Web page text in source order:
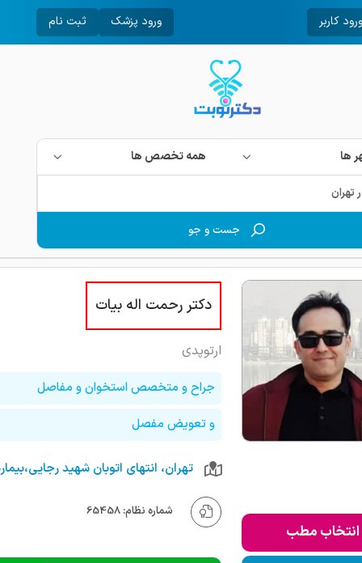
ورود کاربر ورود پزشک ثبت نام
ها همه تخصص ها
جست و جو
انتخاب مطب
دکتر رحمت اله بیات
ارتوپدی
جراح و متخصص استخوان و مفاصل
و تعویض مفصل
شماره نظام: 65458